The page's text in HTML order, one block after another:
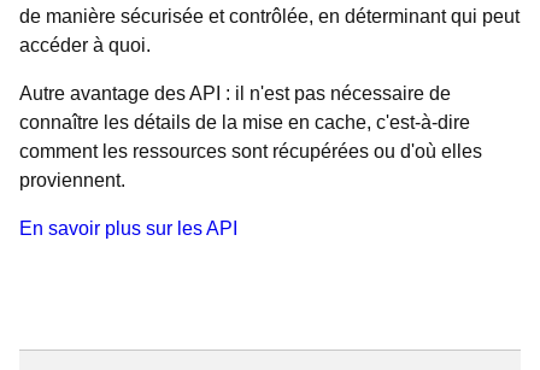
de manière sécurisée et contrôlée, en déterminant qui peut
accéder à quoi.
Autre avantage des API : il n'est pas nécessaire de
connaître les détails de la mise en cache, c'est-à-dire
comment les ressources sont récupérées ou d'où elles
proviennent.
En savoir plus sur les API